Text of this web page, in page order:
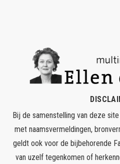
Bij de samenstelling van deze
met naamsvermeldingen,
geldt ook voor de bijbehorende
van uzelf tegenkomen of